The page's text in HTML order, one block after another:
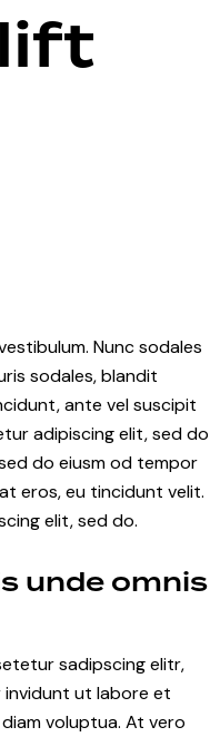
Nunc sodales
sodales, blandit
ante vel suscipit
adipiscing elit, sed do
do eiusm od tempor
eros, eu tincidunt velit.
elit, sed do.
unde omnis
sadipscing elitr,
invidunt ut labore et
voluptua. At vero